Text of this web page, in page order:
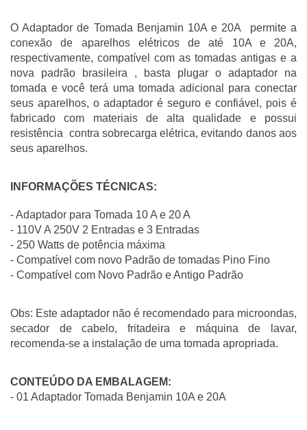
O Adaptador de Tomada Benjamin 10A e 20A  permite a
conexão de aparelhos elétricos de até 10A e 20A,
respectivamente, compatível com as tomadas antigas e a
nova padrão brasileira , basta plugar o adaptador na
tomada e você terá uma tomada adicional para conectar
seus aparelhos, o adaptador é seguro e confiável, pois é
fabricado com materiais de alta qualidade e possui
resistência  contra sobrecarga elétrica, evitando danos aos
seus aparelhos.
INFORMAÇÕES TÉCNICAS:
- Adaptador para Tomada 10 A e 20 A
- 110V A 250V 2 Entradas e 3 Entradas
- 250 Watts de potência máxima
- Compatível com novo Padrão de tomadas Pino Fino
- Compatível com Novo Padrão e Antigo Padrão
Obs: Este adaptador não é recomendado para microondas,
secador de cabelo, fritadeira e máquina de lavar,
recomenda-se a instalação de uma tomada apropriada.
CONTEÚDO DA EMBALAGEM:
- 01 Adaptador Tomada Benjamin 10A e 20A